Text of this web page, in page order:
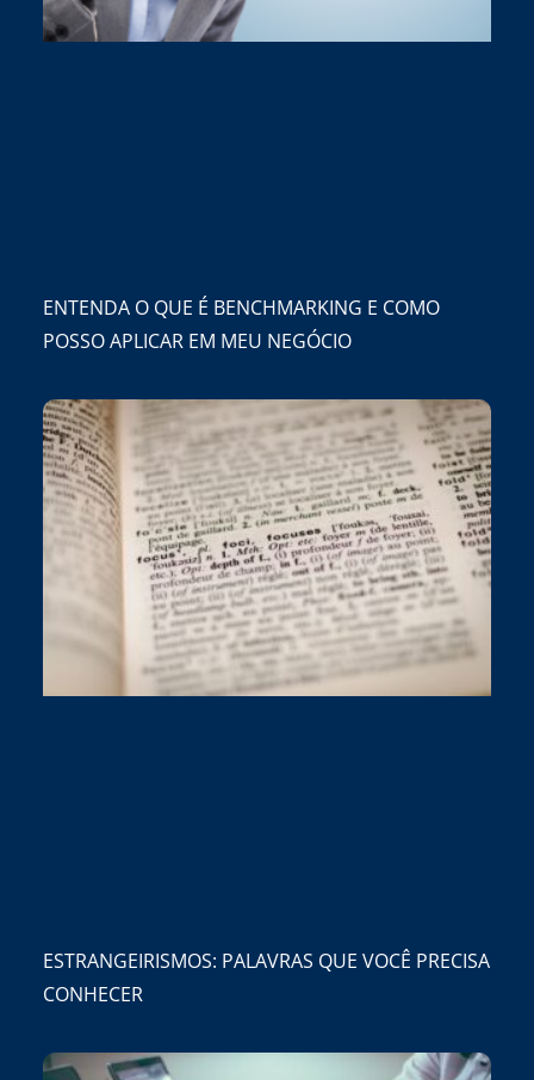
ENTENDA O QUE É BENCHMARKING E COMO
POSSO APLICAR EM MEU NEGÓCIO
ESTRANGEIRISMOS: PALAVRAS QUE VOCÊ PRECISA
CONHECER